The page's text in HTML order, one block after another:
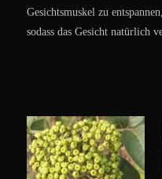
Gesichtsmuskel zu entspannen,
sodass das Gesicht natürlich